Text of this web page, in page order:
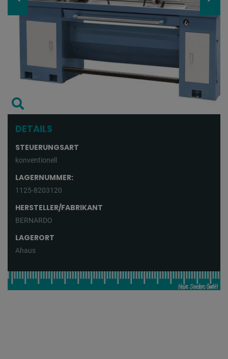
DETAILS
STEUERUNGSART
konventionell
LAGERNUMMER:
1125-8203120
HERSTELLER/FABRIKANT
BERNARDO
LAGERORT
Ahaus